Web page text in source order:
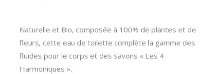
Naturelle et Bio, composée à 100% de plantes et de
fleurs, cette eau de toilette complète la gamme des
fluides pour le corps et des savons « Les 4
Harmoniques ».